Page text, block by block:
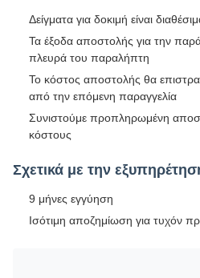
Δείγματα για δοκιμή είναι
Τα έξοδα αποστολής για την
πλευρά του παραλήπτη
Το κόστος αποστολής θα
από την επόμενη παραγγελία
Συνιστούμε προπληρωμένη
κόστους
Σχετικά με την
9 μήνες εγγύηση
Ισότιμη αποζημίωση για τυχόν